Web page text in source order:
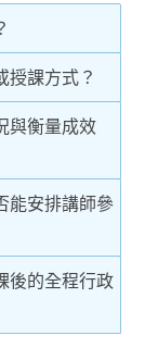
授課方式？
與衡量成效
能安排講師參
後的全程行政